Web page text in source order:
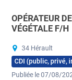
OPÉRATEUR
VÉGÉTALE F/H
34 Hérault
CDI (public, privé,
Publiée le 07/08/